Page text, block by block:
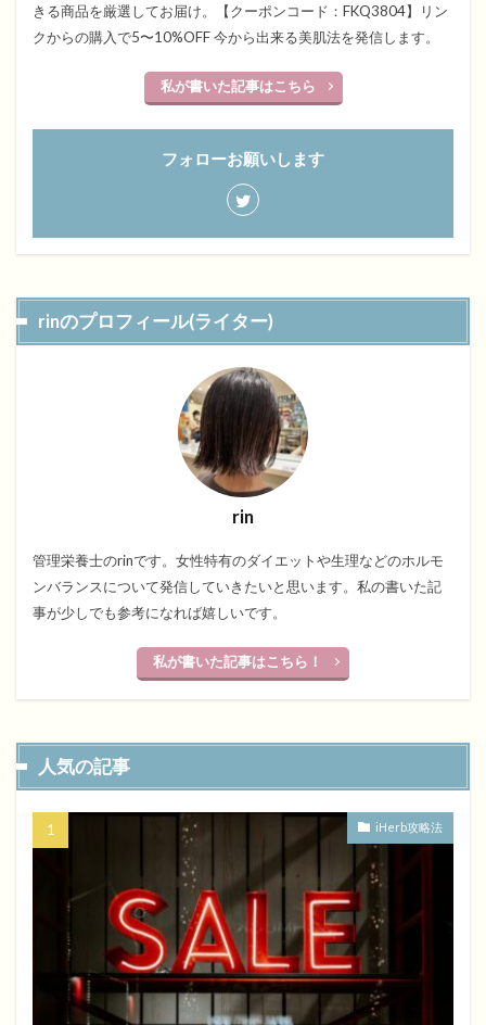
きる商品を厳選してお届け。【クーポンコード：FKQ3804】リン
クからの購入で5〜10%OFF 今から出来る美肌法を発信します。
私が書いた記事はこちら
フォローお願いします
rinのプロフィール(ライター)
rin
管理栄養士のrinです。女性特有のダイエットや生理などのホルモ
ンバランスについて発信していきたいと思います。私の書いた記
事が少しでも参考になれば嬉しいです。
私が書いた記事はこちら！
人気の記事
iHerb攻略法